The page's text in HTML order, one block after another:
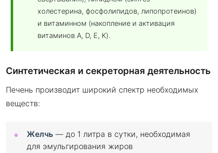
холестерина, фосфолипидов, липопротеинов)
и витаминном (накопление и активация
витаминов A, D, E, K).
Синтетическая и секреторная деятельность
Печень производит широкий спектр необходимых
веществ:
Желчь — до 1 литра в сутки, необходимая
для эмульгирования жиров